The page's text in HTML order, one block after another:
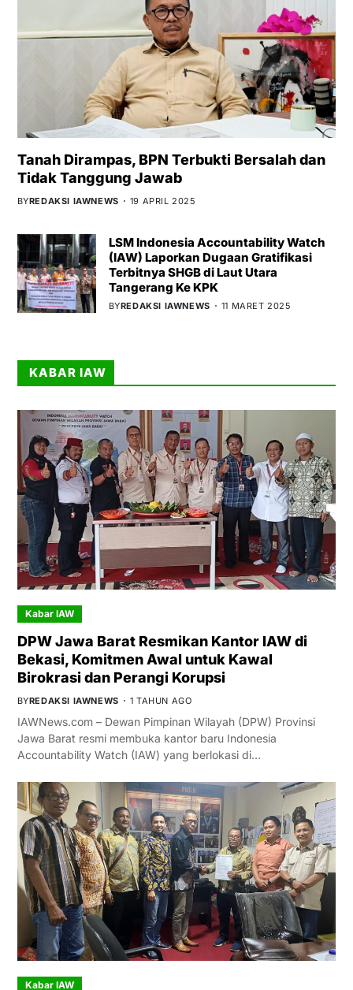
Tanah Dirampas, BPN Terbukti Bersalah dan
Tidak Tanggung Jawab
BYREDAKSI IAWNEWS 19 APRIL 2025
LSM Indonesia Accountability Watch
(IAW) Laporkan Dugaan Gratifikasi
Terbitnya SHGB di Laut Utara
Tangerang Ke KPK
BYREDAKSI IAWNEWS 11 MARET 2025
KABAR IAW
Kabar IAW
DPW Jawa Barat Resmikan Kantor IAW di
Bekasi, Komitmen Awal untuk Kawal
Birokrasi dan Perangi Korupsi
BYREDAKSI IAWNEWS 1 TAHUN AGO
IAWNews.com – Dewan Pimpinan Wilayah (DPW) Provinsi
Jawa Barat resmi membuka kantor baru Indonesia
Accountability Watch (IAW) yang berlokasi di…
Kabar IAW